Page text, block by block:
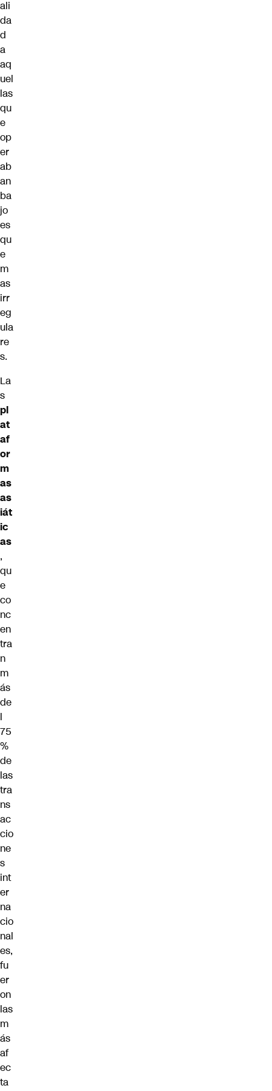
ali
da
d
a
aq
uel
las
qu
e
op
er
ab
an
ba
jo
es
qu
e
m
as
irr
eg
ula
re
s.
La
s
pl
at
af
or
m
as
as
iát
ic
as
,
qu
e
co
nc
en
tra
n
m
ás
de
l
75
%
de
las
tra
ns
ac
cio
ne
s
int
er
na
cio
nal
es,
fu
er
on
las
m
ás
af
ec
ta